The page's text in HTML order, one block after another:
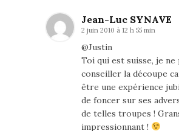
Jean-Luc SYNAVE
2 juin 2010 à 12 h 55 min
@Justin
Toi qui est suisse, je ne
conseiller la découpe
être une expérience
de foncer sur ses
de telles troupes !
impressionnant !